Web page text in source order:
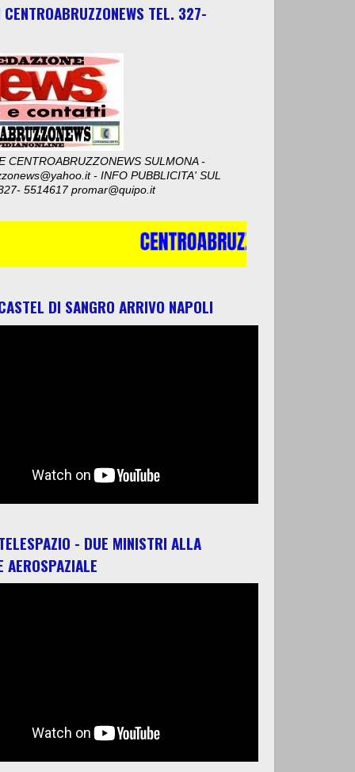
CENTROABRUZZONEWS TEL. 327-
CENTROABRUZZONEWS SULMONA -
- INFO PUBBLICITA' SUL
5514617 promar@quipo.it
DI SANGRO ARRIVO NAPOLI
- DUE MINISTRI ALLA
AEROSPAZIALE